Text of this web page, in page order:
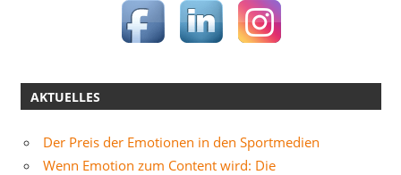
AKTUELLES
Der Preis der Emotionen in den Sportmedien
Wenn Emotion zum Content wird: Die